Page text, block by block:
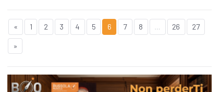
« 1 2 3 4 5 6 7 8 ... 26 27
»